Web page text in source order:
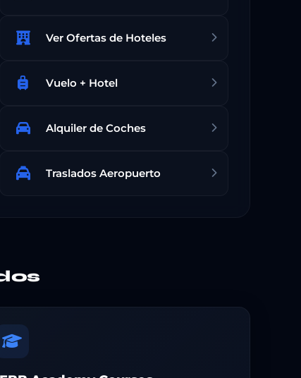
Ver Ofertas de Hoteles
Vuelo + Hotel
Alquiler de Coches
Traslados Aeropuerto